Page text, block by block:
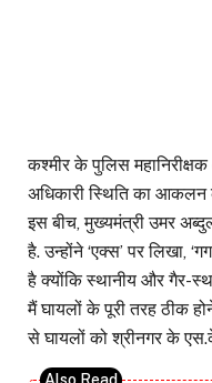
कश्मीर के पुलिस महानिरीक्षक
अधिकारी स्थिति का
इस बीच, मुख्यमंत्री उमर
है. उन्होंने ‘एक्स’ पर लिखा,
है क्योंकि स्थानीय और गैर-
मैं घायलों के पूरी तरह ठीक
से घायलों को श्रीनगर के